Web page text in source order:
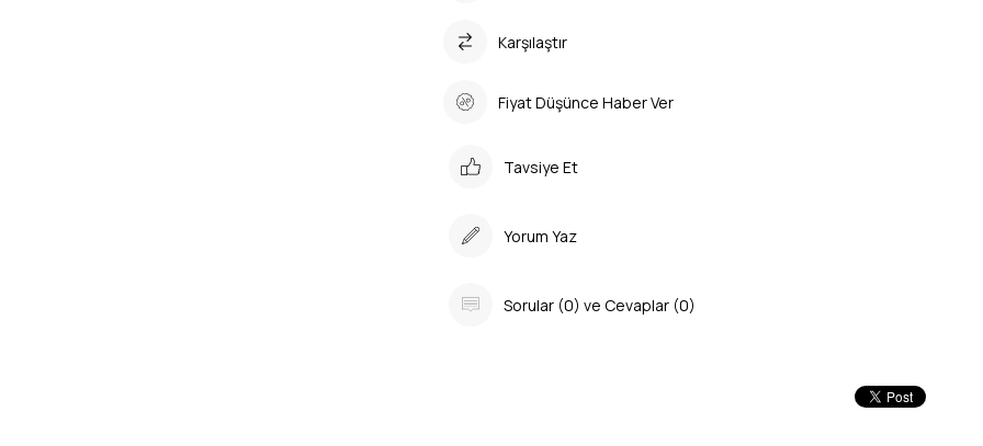
Karşılaştır
Fiyat Düşünce Haber Ver
Tavsiye Et
Yorum Yaz
Sorular (0) ve Cevaplar (0)